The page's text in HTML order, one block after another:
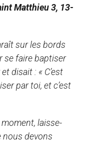
Matthieu 3, 13-
sur les bords
se faire baptiser
disait : « C’est
par toi, et c’est
laisse-
nous devons